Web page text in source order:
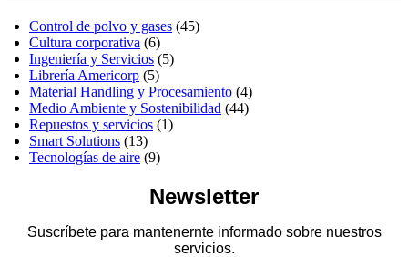
Control de polvo y gases (45)
Cultura corporativa (6)
Ingeniería y Servicios (5)
Librería Americorp (5)
Material Handling y Procesamiento (4)
Medio Ambiente y Sostenibilidad (44)
Repuestos y servicios (1)
Smart Solutions (13)
Tecnologías de aire (9)
Newsletter
Suscríbete para mantenernte informado sobre nuestros
servicios.